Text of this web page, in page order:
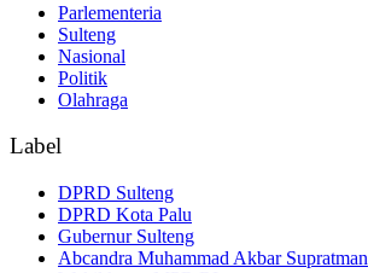
Parlementeria
Sulteng
Nasional
Politik
Olahraga
Label
DPRD Sulteng
DPRD Kota Palu
Gubernur Sulteng
Abcandra Muhammad Akbar Supratman